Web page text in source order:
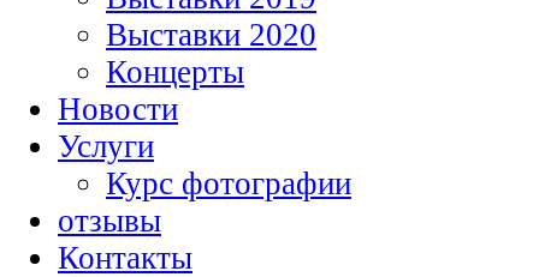
Выставки 2020
Концерты
Новости
Услуги
Курс фотографии
отзывы
Контакты